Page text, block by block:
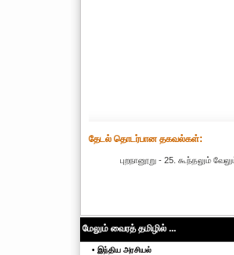
தேட‌ல் தொட‌ர்பான தகவ‌ல்க‌ள்:
புறநானூறு - 25. கூந்தலும்
மேலும் வைரத் தமிழில் ...
• இந்திய அரசியல்